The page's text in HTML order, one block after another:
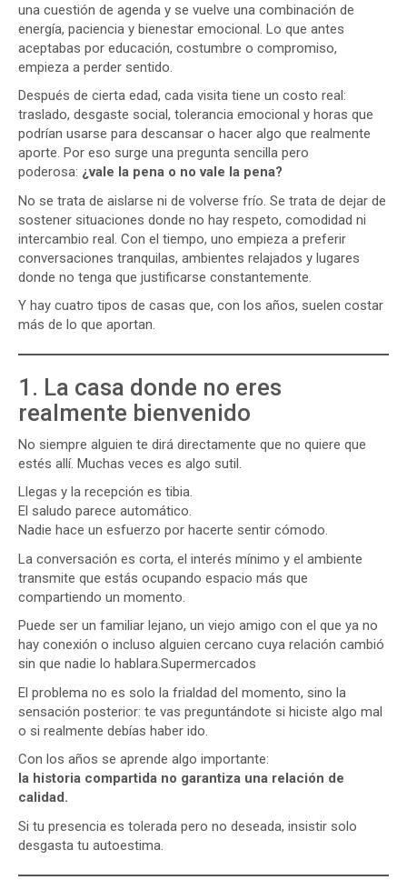
una cuestión de agenda y se vuelve una combinación de
energía, paciencia y bienestar emocional. Lo que antes
aceptabas por educación, costumbre o compromiso,
empieza a perder sentido.
Después de cierta edad, cada visita tiene un costo real:
traslado, desgaste social, tolerancia emocional y horas que
podrían usarse para descansar o hacer algo que realmente
aporte. Por eso surge una pregunta sencilla pero
poderosa: ¿vale la pena o no vale la pena?
No se trata de aislarse ni de volverse frío. Se trata de dejar de
sostener situaciones donde no hay respeto, comodidad ni
intercambio real. Con el tiempo, uno empieza a preferir
conversaciones tranquilas, ambientes relajados y lugares
donde no tenga que justificarse constantemente.
Y hay cuatro tipos de casas que, con los años, suelen costar
más de lo que aportan.
1. La casa donde no eres
realmente bienvenido
No siempre alguien te dirá directamente que no quiere que
estés allí. Muchas veces es algo sutil.
Llegas y la recepción es tibia.
El saludo parece automático.
Nadie hace un esfuerzo por hacerte sentir cómodo.
La conversación es corta, el interés mínimo y el ambiente
transmite que estás ocupando espacio más que
compartiendo un momento.
Puede ser un familiar lejano, un viejo amigo con el que ya no
hay conexión o incluso alguien cercano cuya relación cambió
sin que nadie lo hablara.Supermercados
El problema no es solo la frialdad del momento, sino la
sensación posterior: te vas preguntándote si hiciste algo mal
o si realmente debías haber ido.
Con los años se aprende algo importante:
la historia compartida no garantiza una relación de
calidad.
Si tu presencia es tolerada pero no deseada, insistir solo
desgasta tu autoestima.